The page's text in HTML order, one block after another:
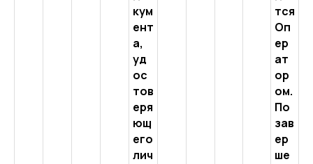
кум
ент
а,
уд
ос
тов
еря
ющ
его
лич
тся
Оп
ер
ат
ор
ом.
По
зав
ер
ше